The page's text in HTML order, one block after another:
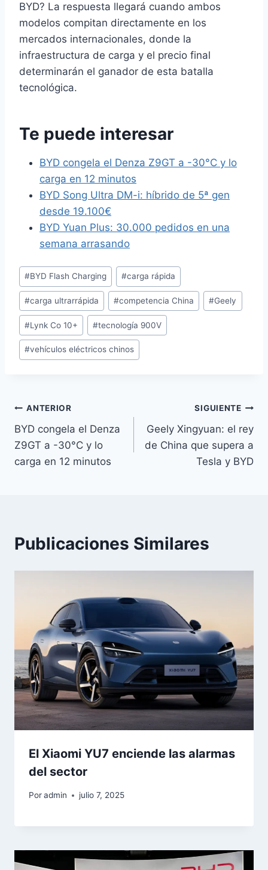
BYD? La respuesta llegará cuando ambos
modelos compitan directamente en los
mercados internacionales, donde la
infraestructura de carga y el precio final
determinarán el ganador de esta batalla
tecnológica.
Te puede interesar
BYD congela el Denza Z9GT a -30°C y lo
carga en 12 minutos
BYD Song Ultra DM-i: híbrido de 5ª gen
desde 19.100€
BYD Yuan Plus: 30.000 pedidos en una
semana arrasando
Etiquetas
de
la
entrada:
#BYD Flash Charging #carga rápida
#carga ultrarrápida #competencia China #Geely
#Lynk Co 10+ #tecnología 900V
#vehículos eléctricos chinos
Navegación
de
entradas
ANTERIOR
BYD congela el Denza
Z9GT a -30°C y lo
carga en 12 minutos
SIGUIENTE
Geely Xingyuan: el rey
de China que supera a
Tesla y BYD
Publicaciones Similares
El Xiaomi YU7 enciende las alarmas
del sector
Poradmin julio 7, 2025